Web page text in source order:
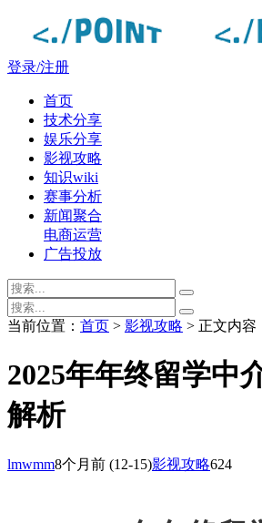
登录/注册
首页
技术分享
娱乐分享
影视攻略
知识wiki
赛事分析
新闻聚合
电商运营
广告投放
当前位置： 首页 > 影视攻略 > 正文内容
2025年年终留学中
解析
lmwmm8个月前 (12-15)影视攻略624